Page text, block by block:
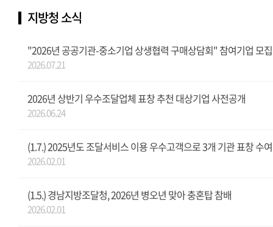
지방청 소식
"2026년 공공기관-중소기업 상생협력 구매상담회" 참여기업 모집
2026.07.21
2026년 상반기 우수조달업체 표창 추천 대상기업 사전공개
2026.06.24
(1.7.) 2025년도 조달서비스 이용 우수고객으로 3개 기관 표창 수여
2026.02.01
(1.5.) 경남지방조달청, 2026년 병오년 맞아 충혼탑 참배
2026.02.01